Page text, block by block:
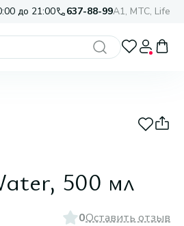
до 21:00 637-88-99A1, МТС, Life
500 мл
0Оставить отзыв